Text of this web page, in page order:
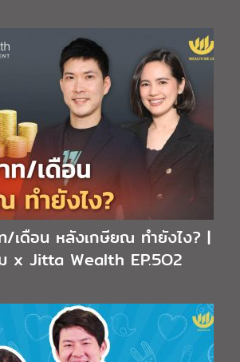
/เดือน หลังเกษียณ ทำยังไง? |
x Jitta Wealth EP.5O2